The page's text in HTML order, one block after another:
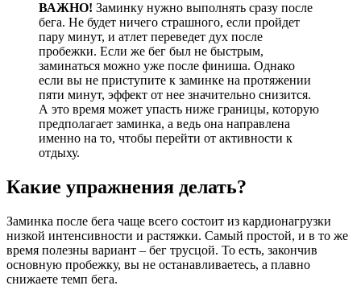
ВАЖНО! Заминку нужно выполнять сразу после
бега. Не будет ничего страшного, если пройдет
пару минут, и атлет переведет дух после
пробежки. Если же бег был не быстрым,
заминаться можно уже после финиша. Однако
если вы не приступите к заминке на протяжении
пяти минут, эффект от нее значительно снизится.
А это время может упасть ниже границы, которую
предполагает заминка, а ведь она направлена
именно на то, чтобы перейти от активности к
отдыху.
Какие упражнения делать?
Заминка после бега чаще всего состоит из кардионагрузки
низкой интенсивности и растяжки. Самый простой, и в то же
время полезны вариант – бег трусцой. То есть, закончив
основную пробежку, вы не останавливаетесь, а плавно
снижаете темп бега.